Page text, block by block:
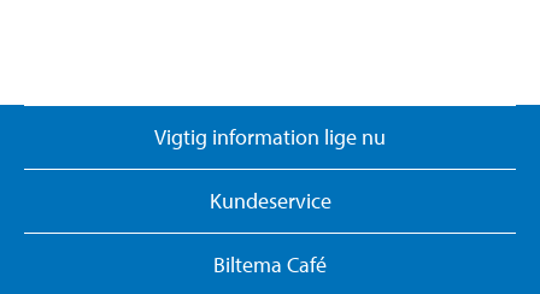
Vigtig information lige nu
Kundeservice
Biltema Café